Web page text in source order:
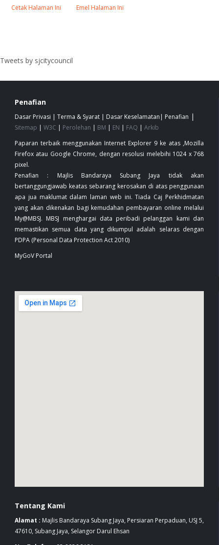
Cetak Halaman Ini Emel Halaman Ini
Tweets by sjcitycouncil
Penafian
Dasar Privasi | Terma & Syarat | Dasar Keselamatan | Penafian |
Sitemap | W3C | Perolehan | BM | EN | FAQ | Arkib
Paparan terbaik menggunakan Internet Explorer 9 ke atas ,Mozilla
Firefox atau Google Chrome, dengan resolusi melebihi 1024 x 768
pixel.
Penafian : Majlis Bandaraya Subang Jaya tidak akan
bertanggungjawab keatas sebarang kerosakan di atas penggunaan
apa jua maklumat dalam laman web ini. Tiada Caj Perkhidmatan
yang akan dikenakan bagi kemudahan pembayaran online melalui
My@MBSJ. MBSJ menghargai data peribadi pelanggan kami dan
memastikan semua data yang dikumpul adalah selaras dengan
PDPA (Personal Data Protection Act 2010)
MyGoV Portal
Tentang Kami
Alamat : Majlis Bandaraya Subang Jaya, Persiaran Perpaduan, USJ 5,
47610, Subang Jaya, Selangor Darul Ehsan